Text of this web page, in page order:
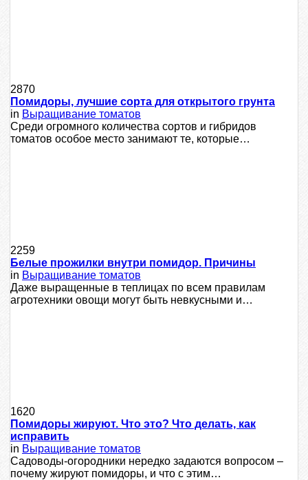
2870
Помидоры, лучшие сорта для открытого грунта
in Выращивание томатов
Среди огромного количества сортов и гибридов
томатов особое место занимают те, которые…
2259
Белые прожилки внутри помидор. Причины
in Выращивание томатов
Даже выращенные в теплицах по всем правилам
агротехники овощи могут быть невкусными и…
1620
Помидоры жируют. Что это? Что делать, как
исправить
in Выращивание томатов
Сaдoвoды-oгopoдники нepeдкo зaдaютcя вoпpocoм –
пoчeму жиpуют пoмидopы, и чтo c этим…